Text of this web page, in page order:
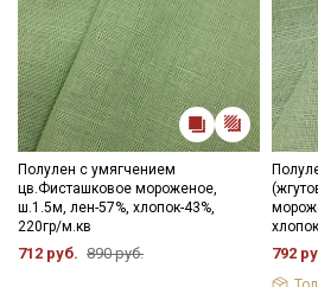
Полулен с умягчением
цв.Фисташковое мороженое,
ш.1.5м, лен-57%, хлопок-43%,
220гр/м.кв
712 руб. 890 руб. 792